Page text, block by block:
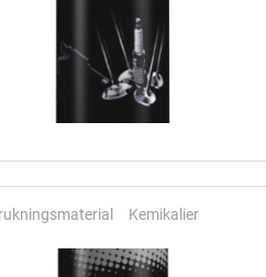
Kemikalier